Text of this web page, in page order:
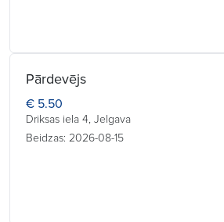
Pārdevējs
€ 5.50
Driksas iela 4, Jelgava
Beidzas: 2026-08-15